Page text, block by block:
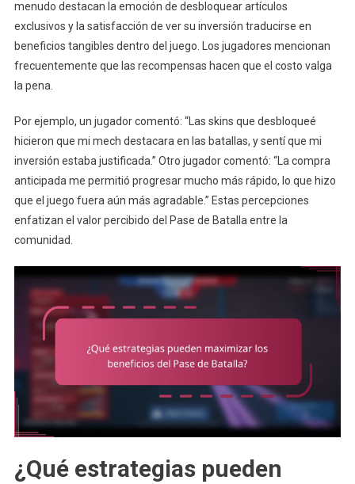
menudo destacan la emoción de desbloquear artículos
exclusivos y la satisfacción de ver su inversión traducirse en
beneficios tangibles dentro del juego. Los jugadores mencionan
frecuentemente que las recompensas hacen que el costo valga
la pena.
Por ejemplo, un jugador comentó: “Las skins que desbloqueé
hicieron que mi mech destacara en las batallas, y sentí que mi
inversión estaba justificada.” Otro jugador comentó: “La compra
anticipada me permitió progresar mucho más rápido, lo que hizo
que el juego fuera aún más agradable.” Estas percepciones
enfatizan el valor percibido del Pase de Batalla entre la
comunidad.
¿Qué estrategias pueden